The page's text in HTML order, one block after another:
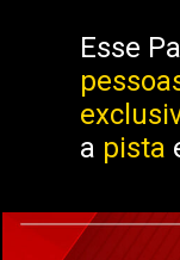
Esse
a pista